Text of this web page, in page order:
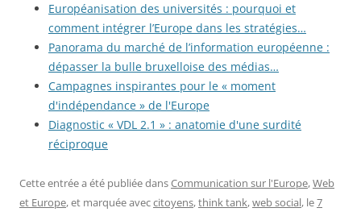
Européanisation des universités : pourquoi et
comment intégrer l’Europe dans les stratégies…
Panorama du marché de l’information européenne :
dépasser la bulle bruxelloise des médias…
Campagnes inspirantes pour le « moment
d'indépendance » de l'Europe
Diagnostic « VDL 2.1 » : anatomie d'une surdité
réciproque
Cette entrée a été publiée dansCommunication sur l'Europe,Web
et Europe, et marquée aveccitoyens,think tank,web social, le7